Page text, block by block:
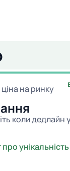
на ринку
коли дедлайн
унікальність